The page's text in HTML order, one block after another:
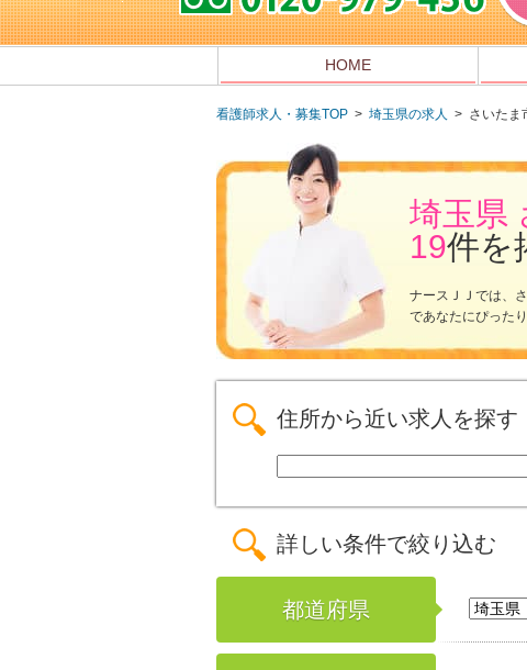
HOME
看護師求人・募集TOP > 埼玉県の求人 > さいたま
埼玉県
19件を
ナースＪＪでは、
であなたにぴった
住所から近い求人を探す
詳しい条件で絞り込む
都道府県